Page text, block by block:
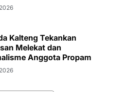
Kalteng Tekankan
Melekat dan
Anggota Propam